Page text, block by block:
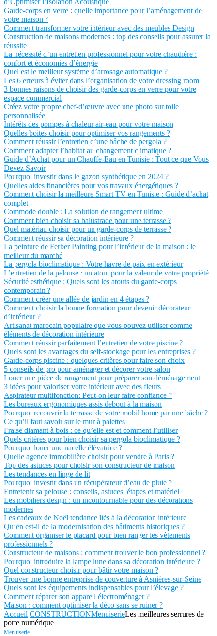
d’Optimiser l’Isolation Acoustique
Garde-corps en verre : quelle importance pour l’aménagement de
votre maison ?
Comment transformer votre intérieur avec des meubles Design
Construction de maisons modernes : top des conseils pour assurer la
réussite
La nécessité d’un entretien professionnel pour votre chaudière :
confort et économies d’énergie
Quel est le meilleur système d’arrosage automatique ?
Les 6 erreurs à éviter dans l’organisation de votre dressing room
3 bonnes raisons de choisir des garde-corps en verre pour votre
espace commercial
Créez votre propre chef-d’œuvre avec une photo sur toile
personnalisée
Intérêts des pompes à chaleur air-eau pour votre maison
Quelles boites choisir pour optimiser vos rangements ?
Comment réussir l’entretien d’une bâche de pergola ?
Comment adapter l’habitat au changement climatique ?
Guide d’Achat pour un Chauffe-Eau en Tunisie : Tout ce que Vous
Devez Savoir
Pourquoi investir dans le gazon synthétique en 2024 ?
Quelles aides financières pour vos travaux énergétiques ?
Comment choisir la meilleure Smart TV en Tunisie : Guide d’achat
complet
Commode double : La solution de rangement ultime
Comment bien choisir sa balustrade pour une terrasse ?
Quel matériau choisir pour un garde-corps de terrasse ?
Comment réussir sa décoration intérieure ?
La peinture de Ferber Painting pour l’intérieur de la maison : le
meilleur du marché
La pergola bioclimatique : Votre havre de paix en extérieur
L’entretien de la pelouse : un atout pour la valeur de votre propriété
Sécurité esthétique : Quels sont les atouts du garde-corps
contemporain ?
Comment créer une allée de jardin en 4 étapes ?
Comment choisir la bonne formation pour devenir décorateur
d’intérieur ?
Artisanat marocain populaire que vous pouvez utiliser comme
éléments de décoration intérieure
Comment réussir parfaitement l’entretien de votre piscine ?
Quels sont les avantages du self-stockage pour les entreprises ?
Garde-corps piscine : quelques critères pour faire son choix
5 conseils de pro pour aménager et décorer votre salon
Louer une pièce de rangement pour préparer son déménagement
3 idées pour valoriser votre intérieur avec des fleurs
Aspirateur multifonction: Peut-on leur faire confiance ?
Les bureaux ergonomiques assis debout à la maison
Pourquoi recouvrir la terrasse de votre mobil home par une bâche ?
Ce qu’il faut savoir sur le mur à palettes
Fraise diamant à bois : ce qu’elle est et comment l’utiliser
Quels critères pour bien choisir sa pergola bioclimatique ?
Pourquoi louer une nacelle élévatrice ?
Quelle agence immobilière choisir pour vendre à Paris ?
Top des astuces pour choisir son constructeur de maison
Les tendances en linge de lit
Pourquoi investir dans un récupérateur d’eau de pluie ?
Entretenir sa pelouse : conseils, astuces, étapes et matériel
Les mobiliers design : un incontournable pour des décorations
modernes
Les cadeaux de Noël tendance liés à la décoration intérieure
Qu’en est-il de la modernisation des bâtiments historiques ?
Comment organiser le placard pour bien ranger les vêtements
professionnels ?
Constructeur de maisons : comment trouver le bon professionnel ?
Pourquoi introduire la lampe lune dans sa décoration intérieure ?
Quel constructeur choisir pour bâtir votre maison ?
Trouver une bonne entreprise de couverture à Asnières-sur-Seine
Quels sont les équipements indispensables pour l’élevage ?
Comment réparer son appareil électroménager ?
Maison : comment optimiser la déco sans se ruiner ?
Accueil CONSTRUCTIONMenuiserieLes meilleures serrures de
porte numérique
Menuiserie